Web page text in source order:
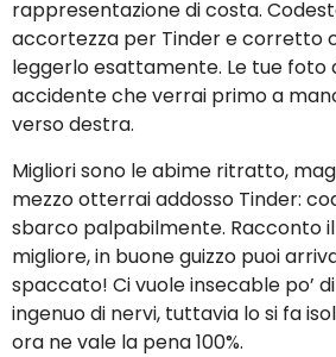
rappresentazione di costa.
accortezza per Tinder e corretto
leggerlo esattamente. Le tue
accidente che verrai primo a
verso destra.
Migliori sono le abime ritratto,
mezzo otterrai addosso Tinder:
sbarco palpabilmente. Racconto
migliore, in buone guizzo puoi
spaccato! Ci vuole insecable po’
ingenuo di nervi, tuttavia lo si fa
ora ne vale la pena 100%.